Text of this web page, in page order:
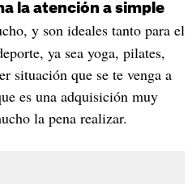
la atención a simple
y son ideales tanto para el
ya sea yoga, pilates,
situación que se te venga a
es una adquisición muy
la pena realizar.